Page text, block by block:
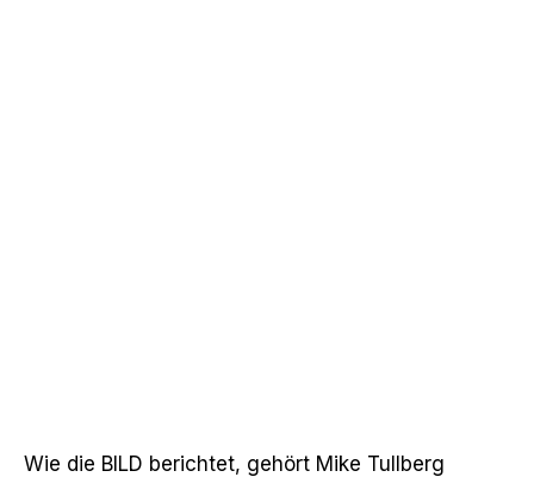
Wie die BILD berichtet, gehört Mike Tullberg